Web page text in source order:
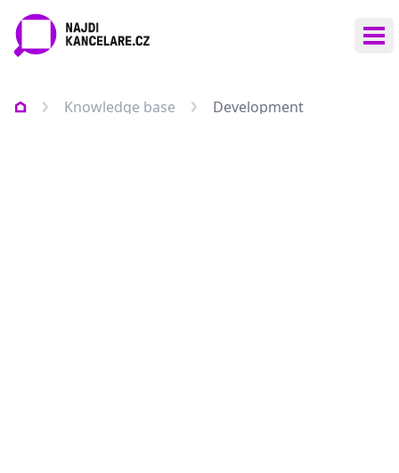
Knowledge base Development